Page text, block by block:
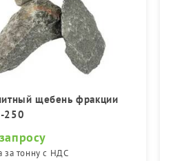
щебень фракции
250
за тонну с НДС